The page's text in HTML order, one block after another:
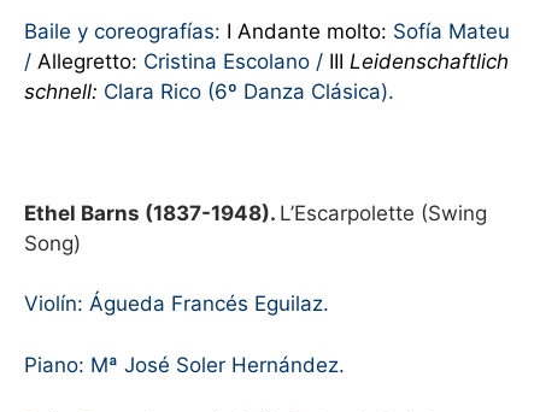
Baile y coreografías: I Andante molto: Sofía Mateu
/ Allegretto: Cristina Escolano / III Leidenschaftlich
schnell: Clara Rico (6º Danza Clásica).
Ethel Barns (1837-1948). L’Escarpolette (Swing
Song)
Violín: Águeda Francés Eguilaz.
Piano: Mª José Soler Hernández.